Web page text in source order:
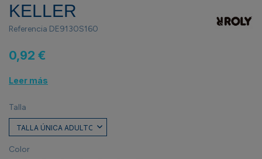
KELLER
Referencia DE9130S160
0,92 €
Leer más
Talla
Color